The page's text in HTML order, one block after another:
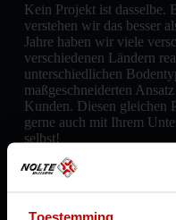
Toestemming
Kein Projekt ist dasselbe.
verstehen wir das besser
Jahre haben wir viele
verschiedenen Ländern
unterschiedlichen
maßgeschneiderten
Kunden. Diesen gleichen
gerne auch mit Ihrem
selbst!
12